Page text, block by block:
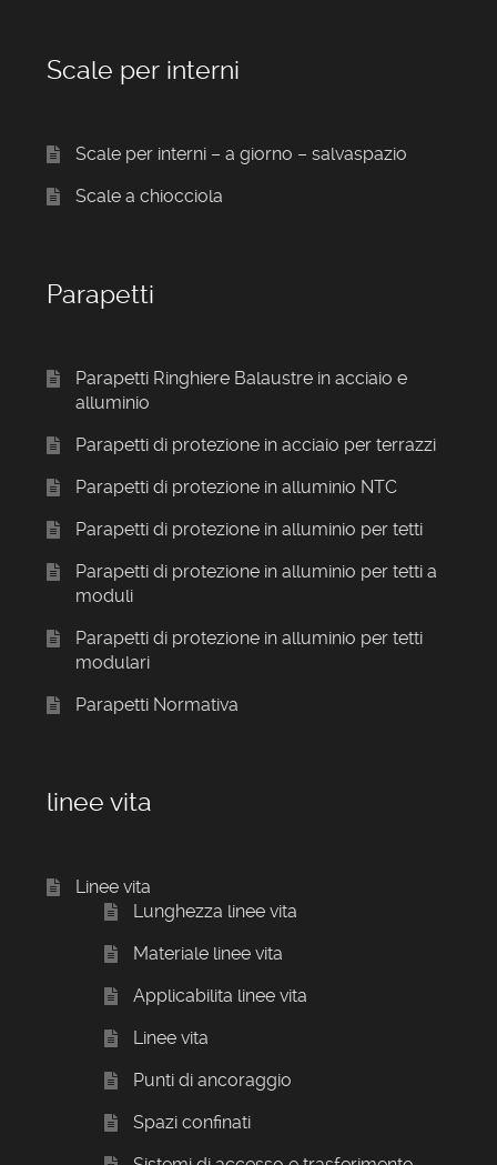
Scale per interni
Scale per interni – a giorno – salvaspazio
Scale a chiocciola
Parapetti
Parapetti Ringhiere Balaustre in acciaio e
alluminio
Parapetti di protezione in acciaio per terrazzi
Parapetti di protezione in alluminio NTC
Parapetti di protezione in alluminio per tetti
Parapetti di protezione in alluminio per tetti a
moduli
Parapetti di protezione in alluminio per tetti
modulari
Parapetti Normativa
linee vita
Linee vita
Lunghezza linee vita
Materiale linee vita
Applicabilita linee vita
Linee vita
Punti di ancoraggio
Spazi confinati